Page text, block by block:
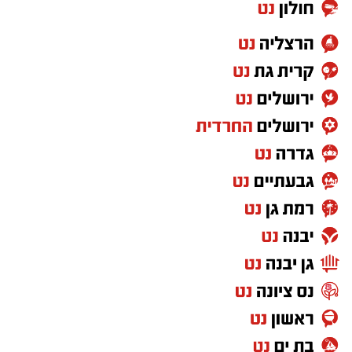
אפרת רוחין, ממונת קהל וקהילה במחוז דרום של
רשות הטבע והגנים
עולם אחר. השקט, המרחבים הפתוחים ושמי
הכוכבים יוצרים חוויה שקשה למצוא במקומות
אחרים. כדי ליהנות ממופע הכוכבים המרהיב לא
צריך ציוד מיוחד או טלסקופים. כל מה שנדרש הוא
להגיע למקום חשוך ושקט, להרים את המבט אל
השמיים ולתת לעיניים להתרגל לחושך. מטר
הפרסאידים הוא הזדמנות נפלאה לצאת מהשגרה,
להגיע אל הגנים הלאומיים ושמורות הטבע בשעות
הנעימות של הקיץ ולגלות את היופי שמחכה לנו
דווקא כשהשמש שוקעת. אנחנו מזמינים את
הציבור להנות משקיעה מדברית קסומה, מהשקט
שמביא איתו הלילה וממופע הכוכבים הגדול, אך גם
לזכור לשמור על הטבע שסביבנו: לנסוע רק